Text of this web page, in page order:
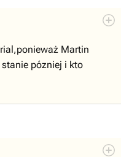
Martin
pózniej i kto